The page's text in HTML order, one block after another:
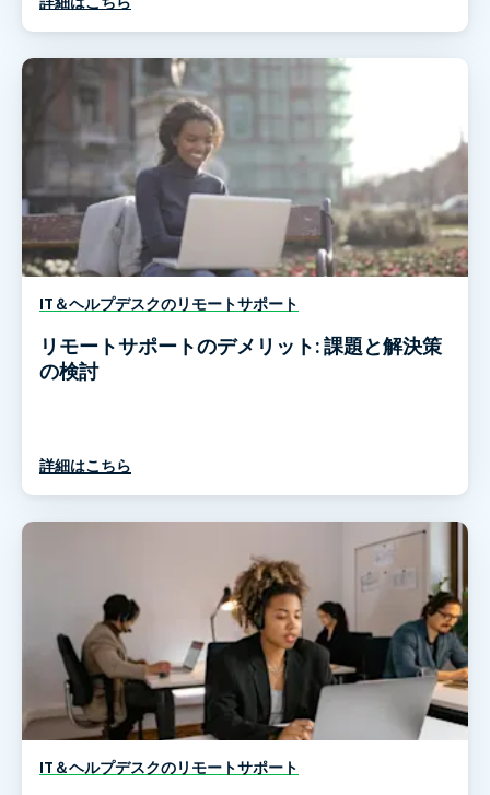
IT＆ヘルプデスクのリモートサポート
リモートサポートのデメリット: 課題と解決策
の検討
詳細はこちら
IT＆ヘルプデスクのリモートサポート